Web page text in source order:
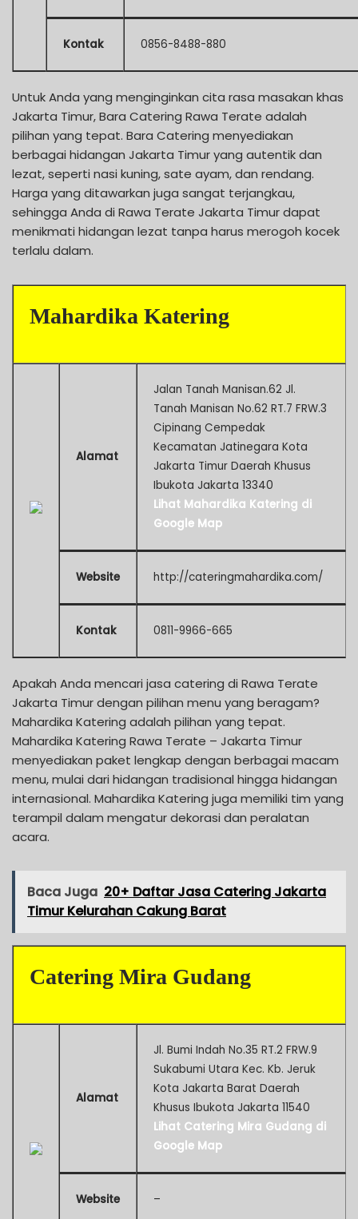
Kontak 0856-8488-880
Untuk Anda yang menginginkan cita rasa masakan khas
Jakarta Timur, Bara Catering Rawa Terate adalah
pilihan yang tepat. Bara Catering menyediakan
berbagai hidangan Jakarta Timur yang autentik dan
lezat, seperti nasi kuning, sate ayam, dan rendang.
Harga yang ditawarkan juga sangat terjangkau,
sehingga Anda di Rawa Terate Jakarta Timur dapat
menikmati hidangan lezat tanpa harus merogoh kocek
terlalu dalam.
Mahardika Katering
Alamat
Jalan Tanah Manisan.62 Jl.
Tanah Manisan No.62 RT.7 FRW.3
Cipinang Cempedak
Kecamatan Jatinegara Kota
Jakarta Timur Daerah Khusus
Ibukota Jakarta 13340
Lihat Mahardika Katering di
Google Map
Website http://cateringmahardika.com/
Kontak 0811-9966-665
Apakah Anda mencari jasa catering di Rawa Terate
Jakarta Timur dengan pilihan menu yang beragam?
Mahardika Katering adalah pilihan yang tepat.
Mahardika Katering Rawa Terate – Jakarta Timur
menyediakan paket lengkap dengan berbagai macam
menu, mulai dari hidangan tradisional hingga hidangan
internasional. Mahardika Katering juga memiliki tim yang
terampil dalam mengatur dekorasi dan peralatan
acara.
Baca Juga 20+ Daftar Jasa Catering Jakarta
Timur Kelurahan Cakung Barat
Catering Mira Gudang
Alamat
Jl. Bumi Indah No.35 RT.2 FRW.9
Sukabumi Utara Kec. Kb. Jeruk
Kota Jakarta Barat Daerah
Khusus Ibukota Jakarta 11540
Lihat Catering Mira Gudang di
Google Map
Website –